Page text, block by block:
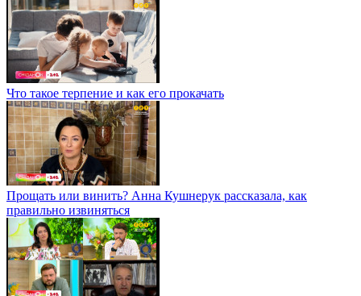
Что такое терпение и как его прокачать
Прощать или винить? Анна Кушнерук рассказала, как
правильно извиняться